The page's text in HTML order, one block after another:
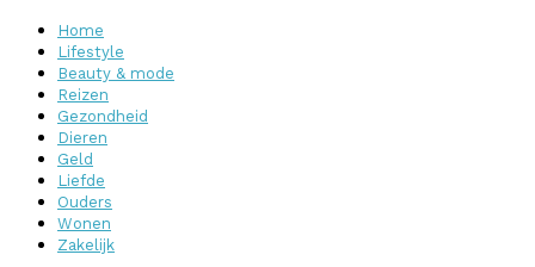
Home
Lifestyle
Beauty & mode
Reizen
Gezondheid
Dieren
Geld
Liefde
Ouders
Wonen
Zakelijk